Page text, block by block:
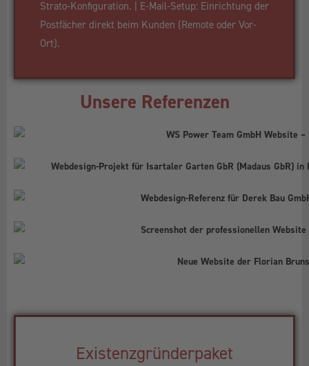
Strato-Konfiguration. | E-Mail-Setup: Einrichtung der
Postfächer direkt beim Kunden (Remote oder Vor-
Ort).
Unsere Referenzen
Existenzgründerpaket